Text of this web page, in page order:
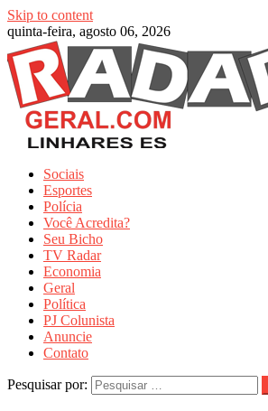
Skip to content
quinta-feira, agosto 06, 2026
Sociais
Esportes
Polícia
Você Acredita?
Seu Bicho
TV Radar
Economia
Geral
Política
PJ Colunista
Anuncie
Contato
Pesquisar por: